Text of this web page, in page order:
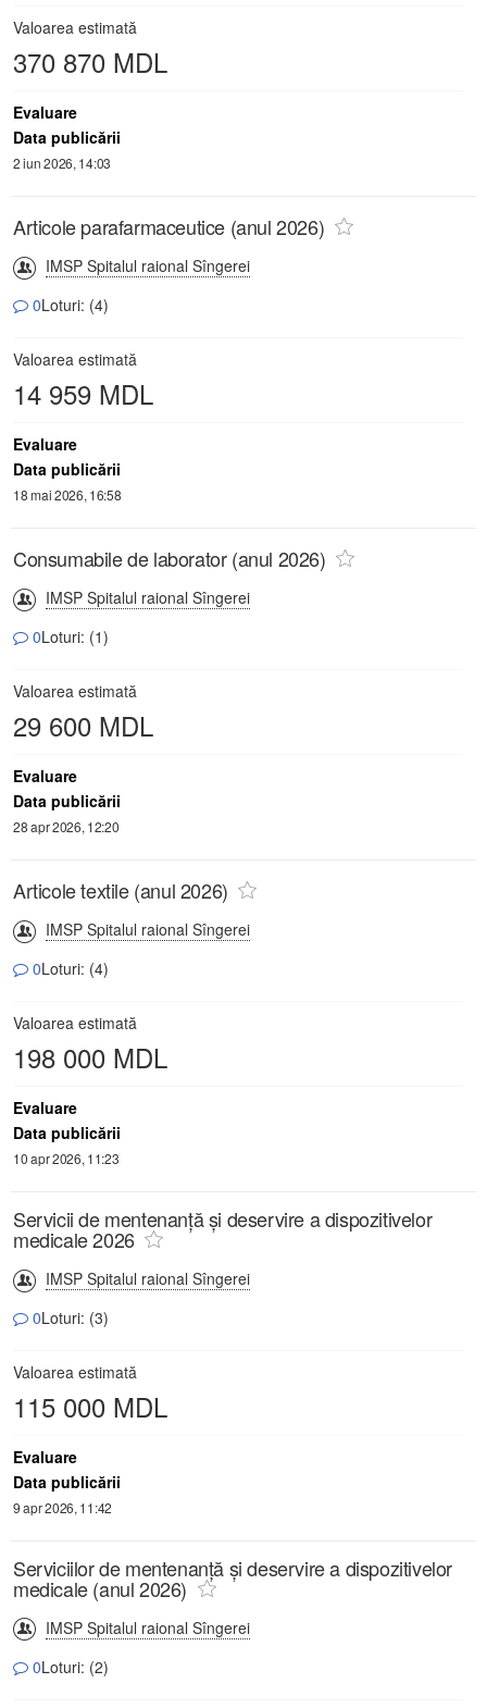
Valoarea estimată
370 870 MDL
Evaluare
Data publicării
2 iun 2026, 14:03
Articole parafarmaceutice (anul 2026)
IMSP Spitalul raional Sîngerei
0Loturi: (4)
Valoarea estimată
14 959 MDL
Evaluare
Data publicării
18 mai 2026, 16:58
Consumabile de laborator (anul 2026)
IMSP Spitalul raional Sîngerei
0Loturi: (1)
Valoarea estimată
29 600 MDL
Evaluare
Data publicării
28 apr 2026, 12:20
Articole textile (anul 2026)
IMSP Spitalul raional Sîngerei
0Loturi: (4)
Valoarea estimată
198 000 MDL
Evaluare
Data publicării
10 apr 2026, 11:23
Servicii de mentenanță și deservire a dispozitivelor
medicale 2026
IMSP Spitalul raional Sîngerei
0Loturi: (3)
Valoarea estimată
115 000 MDL
Evaluare
Data publicării
9 apr 2026, 11:42
Serviciilor de mentenanță și deservire a dispozitivelor
medicale (anul 2026)
IMSP Spitalul raional Sîngerei
0Loturi: (2)